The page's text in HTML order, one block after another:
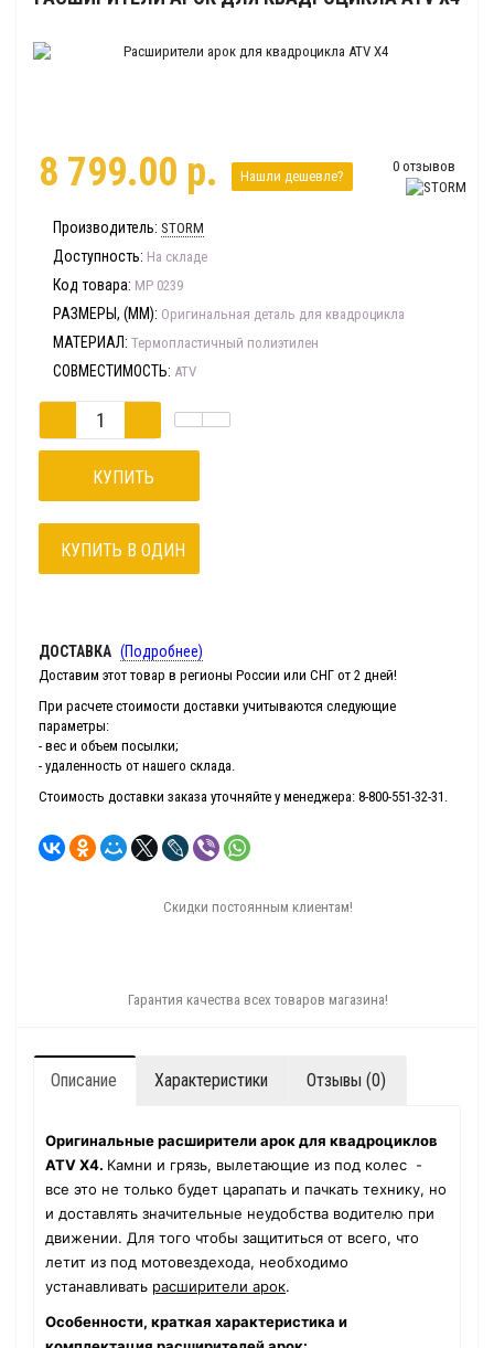
0 отзывов
8 799.00 р. Нашли дешевле?
Производитель: STORM
Доступность: На складе
Код товара: MP 0239
РАЗМЕРЫ, (ММ): Оригинальная деталь для квадроцикла
МАТЕРИАЛ: Термопластичный полиэтилен
СОВМЕСТИМОСТЬ: ATV
КУПИТЬ
КУПИТЬ В ОДИН
ДОСТАВКА (Подробнее)
Доставим этот товар в регионы России или СНГ от 2 дней!
При расчете стоимости доставки учитываются следующие
параметры:
- вес и объем посылки;
- удаленность от нашего склада.
Стоимость доставки заказа уточняйте у менеджера: 8-800-551-32-31.
Скидки постоянным клиентам!
Гарантия качества всех товаров магазина!
Описание Характеристики Отзывы (0)
Оригинальные расширители арок для квадроциклов
ATVX4. Камни и грязь, вылетающие из под колес -
все это не только будет царапать и пачкать технику, но
и доставлять значительные неудобства водителю при
движении. Для того чтобы защититься от всего, что
летит из под мотовездехода, необходимо
устанавливать расширители арок.
Особенности, краткая характеристика и